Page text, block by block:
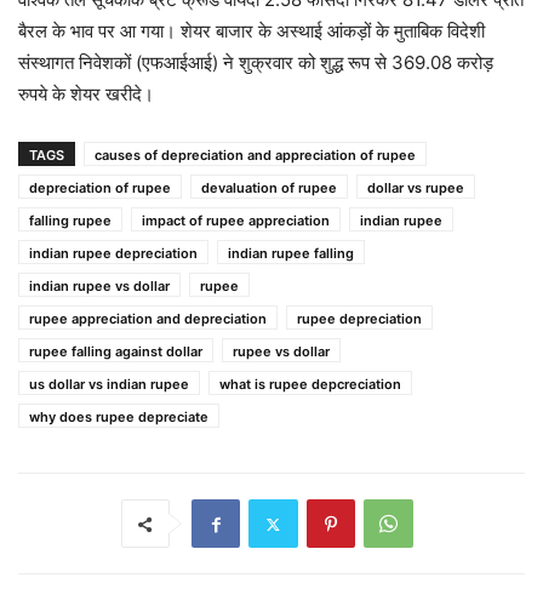
बैरल के भाव पर आ गया। शेयर बाजार के अस्थाई आंकड़ों के मुताबिक विदेशी
संस्थागत निवेशकों (एफआईआई) ने शुक्रवार को शुद्ध रूप से 369.08 करोड़
रुपये के शेयर खरीदे।
TAGS
causes of depreciation and appreciation of rupee
depreciation of rupee
devaluation of rupee
dollar vs rupee
falling rupee
impact of rupee appreciation
indian rupee
indian rupee depreciation
indian rupee falling
indian rupee vs dollar
rupee
rupee appreciation and depreciation
rupee depreciation
rupee falling against dollar
rupee vs dollar
us dollar vs indian rupee
what is rupee depcreciation
why does rupee depreciate